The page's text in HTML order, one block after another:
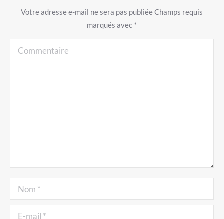
Votre adresse e-mail ne sera pas publiée Champs requis
marqués avec *
Commentaire
Nom *
E-mail *